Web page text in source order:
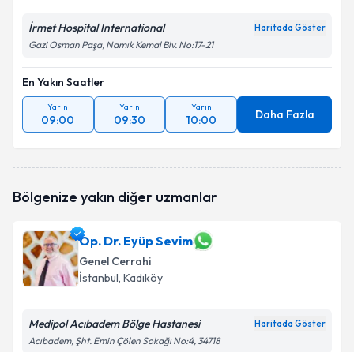
İrmet Hospital International Haritada Göster
Gazi Osman Paşa, Namık Kemal Blv. No:17-21
En Yakın Saatler
Yarın
09:00
Yarın
09:30
Yarın
10:00 Daha Fazla
Bölgenize yakın diğer uzmanlar
Op. Dr. Eyüp Sevim
Genel Cerrahi
İstanbul, Kadıköy
Medipol Acıbadem Bölge Hastanesi Haritada Göster
Acıbadem, Şht. Emin Çölen Sokağı No:4, 34718